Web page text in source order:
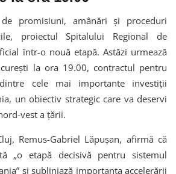
promisiuni, amânări și proceduri
proiectul Spitalului Regional de
într-o nouă etapă. Astăzi urmează
la ora 19.00, contractul pentru
cele mai importante investiții
un obiectiv strategic care va deservi
vest a țării.
Remus-Gabriel Lăpușan, afirmă că
„o etapă decisivă pentru sistemul
și subliniază importanța accelerării